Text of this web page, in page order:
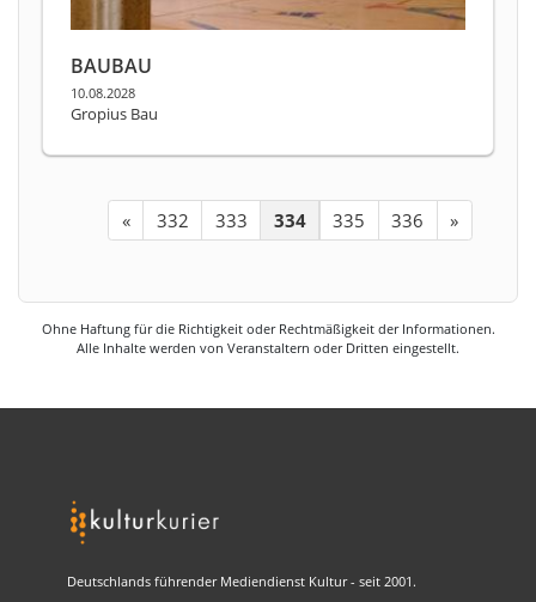
BAUBAU
10.08.2028
Gropius Bau
« 332 333 334 335 336 »
Ohne Haftung für die Richtigkeit oder Rechtmäßigkeit der Informationen.
Alle Inhalte werden von Veranstaltern oder Dritten eingestellt.
Deutschlands führender Mediendienst Kultur - seit 2001.